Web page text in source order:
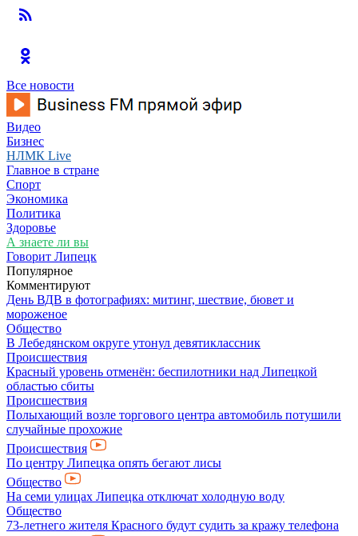
Все новости
Видео
Бизнес
НЛМК Live
Главное в стране
Спорт
Экономика
Политика
Здоровье
А знаете ли вы
Говорит Липецк
Популярное
Комментируют
День ВДВ в фотографиях: митинг, шествие, бювет и
мороженое
Общество
В Лебедянском округе утонул девятиклассник
Происшествия
Красный уровень отменён: беспилотники над Липецкой
областью сбиты
Происшествия
Полыхающий возле торгового центра автомобиль потушили
случайные прохожие
Происшествия
По центру Липецка опять бегают лисы
Общество
На семи улицах Липецка отключат холодную воду
Общество
73-летнего жителя Красного будут судить за кражу телефона